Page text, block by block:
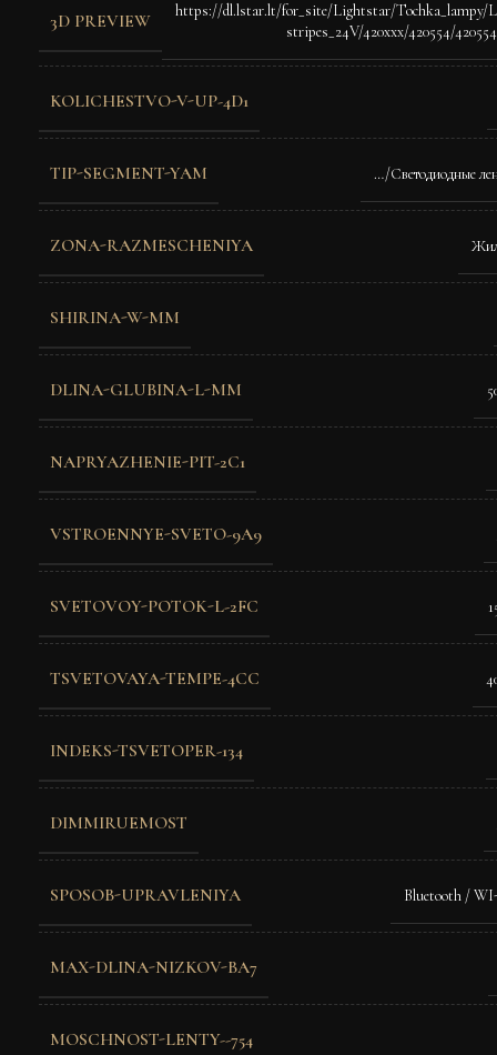
3D PREVIEW
https://dl.lstar.lt/for_site/Lightstar/Tochka_lampy/
stripes_24V/420xxx/420554/
KOLICHESTVO-V-UP-4D1
TIP-SEGMENT-YAM …/Светодиодные
ZONA-RAZMESCHENIYA
SHIRINA-W-MM
DLINA-GLUBINA-L-MM
NAPRYAZHENIE-PIT-2C1
VSTROENNYE-SVETO-9A9
SVETOVOY-POTOK-L-2FC
TSVETOVAYA-TEMPE-4CC
INDEKS-TSVETOPER-134
DIMMIRUEMOST
SPOSOB-UPRAVLENIYA Bluetooth /
MAX-DLINA-NIZKOV-BA7
MOSCHNOST-LENTY--754